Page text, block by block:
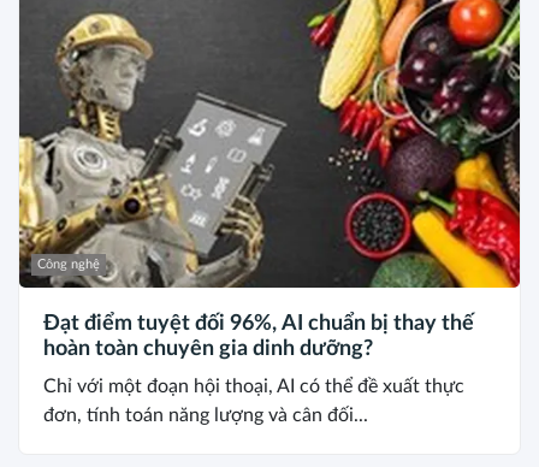
Công nghệ
Đạt điểm tuyệt đối 96%, AI chuẩn bị thay thế
hoàn toàn chuyên gia dinh dưỡng?
Chỉ với một đoạn hội thoại, AI có thể đề xuất thực
đơn, tính toán năng lượng và cân đối...